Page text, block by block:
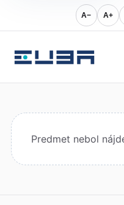
A− A+
Predmet nebol